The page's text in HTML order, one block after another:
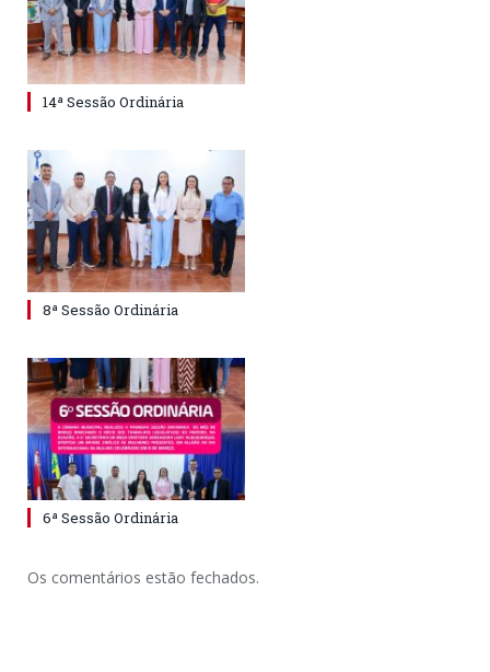
14ª Sessão Ordinária
8ª Sessão Ordinária
6ª Sessão Ordinária
Os comentários estão fechados.